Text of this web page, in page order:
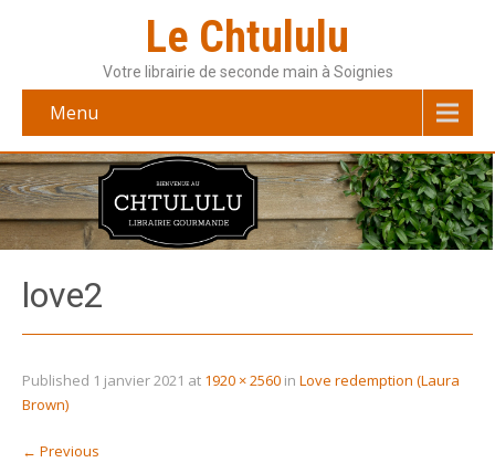
Le Chtululu
Votre librairie de seconde main à Soignies
Menu
love2
Published 1 janvier 2021 at 1920 × 2560 in Love redemption (Laura
Brown)
← Previous